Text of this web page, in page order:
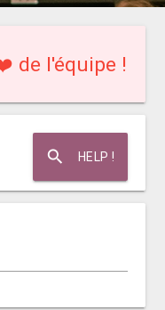
de l'équipe !
search HELP !